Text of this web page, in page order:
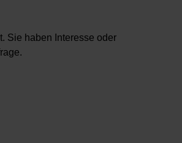
Sie haben Interesse oder